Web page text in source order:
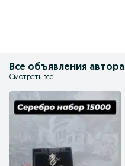
Все объявления автора
Смотреть все